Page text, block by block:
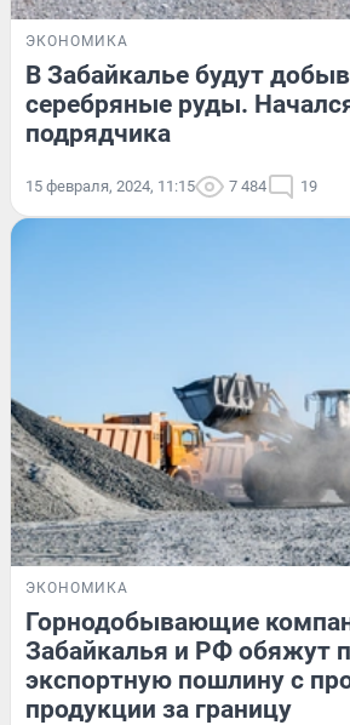
ЭКОНОМИКА
В Забайкалье будут
серебряные руды.
подрядчика
15 февраля, 2024, 11:15 7 484 19
ЭКОНОМИКА
Горнодобывающие
Забайкалья и РФ обяжут
экспортную пошлину с
продукции за границу